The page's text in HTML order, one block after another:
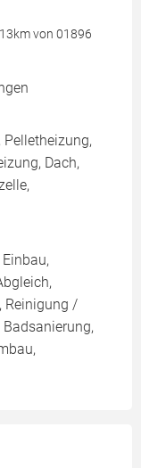
von 01896
Pelletheizung,
Dach,
Reinigung /